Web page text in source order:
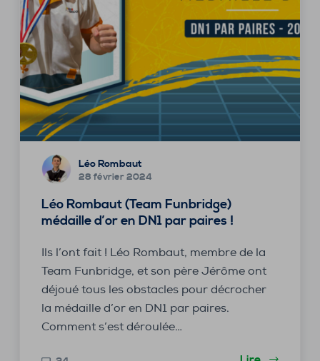
Léo Rombaut
28 février 2024
Léo Rombaut (Team Funbridge)
médaille d’or en DN1 par paires !
Ils l’ont fait ! Léo Rombaut, membre de la
Team Funbridge, et son père Jérôme ont
déjoué tous les obstacles pour décrocher
la médaille d’or en DN1 par paires.
Comment s’est déroulée…